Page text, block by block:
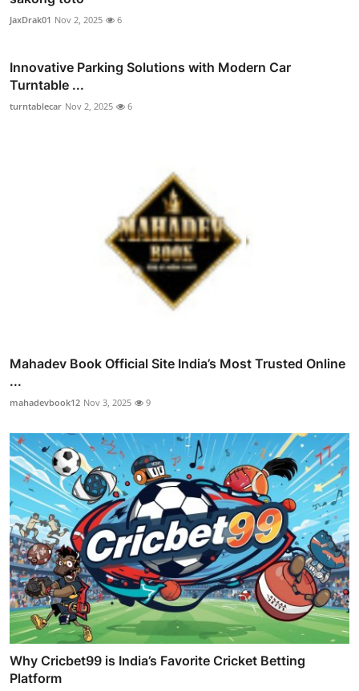
JaxDrak01 Nov 2, 2025 6
Innovative Parking Solutions with Modern Car
Turntable ...
turntablecar Nov 2, 2025 6
Mahadev Book Official Site India’s Most Trusted Online
...
mahadevbook12 Nov 3, 2025 9
Why Cricbet99 is India’s Favorite Cricket Betting
Platform